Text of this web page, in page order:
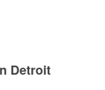
Detroit